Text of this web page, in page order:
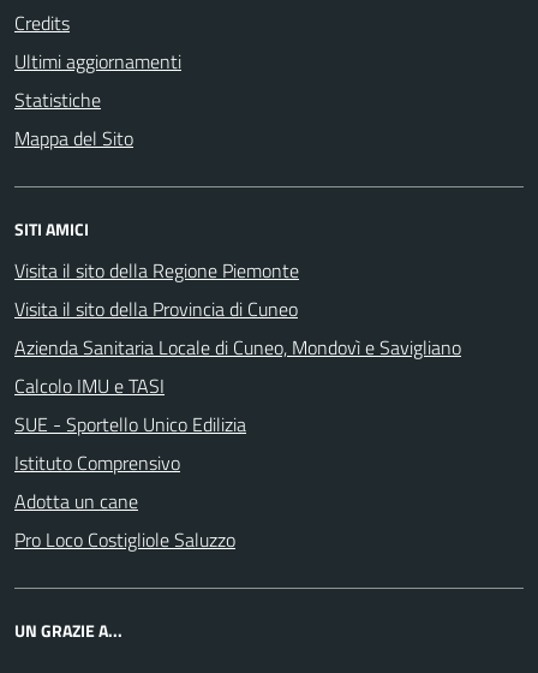
Credits
Ultimi aggiornamenti
Statistiche
Mappa del Sito
SITI AMICI
Visita il sito della Regione Piemonte
Visita il sito della Provincia di Cuneo
Azienda Sanitaria Locale di Cuneo, Mondovì e Savigliano
Calcolo IMU e TASI
SUE - Sportello Unico Edilizia
Istituto Comprensivo
Adotta un cane
Pro Loco Costigliole Saluzzo
UN GRAZIE A...